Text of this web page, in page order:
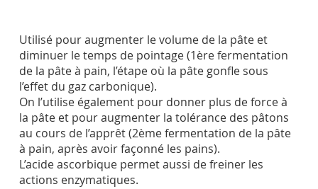
Utilisé pour augmenter le volume de la pâte et
diminuer le temps de pointage (1ère fermentation
de la pâte à pain, l’étape où la pâte gonfle sous
l’effet du gaz carbonique).
On l’utilise également pour donner plus de force à
la pâte et pour augmenter la tolérance des pâtons
au cours de l’apprêt (2ème fermentation de la pâte
à pain, après avoir façonné les pains).
L’acide ascorbique permet aussi de freiner les
actions enzymatiques.